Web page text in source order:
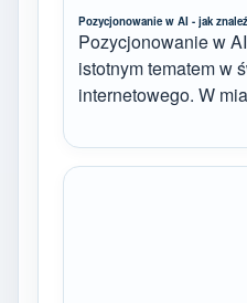
Pozycjonowanie w AI - jak
Pozycjonowanie w
istotnym tematem w
internetowego. W